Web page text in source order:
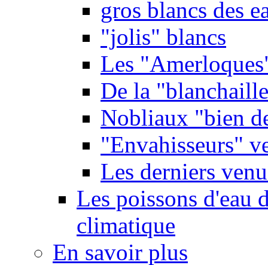
gros blancs des
"jolis" blancs
Les
De la
Nobliaux "bien
"Envahisseurs"
Les derniers
Les poissons d'eau
climatique
En savoir plus